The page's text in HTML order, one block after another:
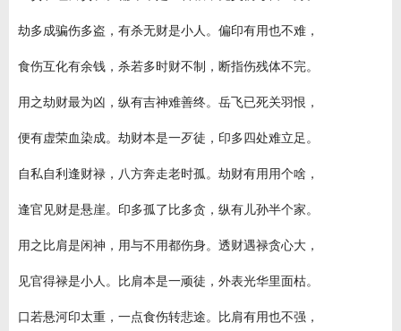
劫多成骗伤多盗，有杀无财是小人。偏印有用也不难，
食伤互化有余钱，杀若多时财不制，断指伤残体不完。
用之劫财最为凶，纵有吉神难善终。岳飞已死关羽恨，
便有虚荣血染成。劫财本是一歹徒，印多四处难立足。
自私自利逢财禄，八方奔走老时孤。劫财有用用个啥，
逢官见财是悬崖。印多孤了比多贪，纵有儿孙半个家。
用之比肩是闲神，用与不用都伤身。透财遇禄贪心大，
见官得禄是小人。比肩本是一顽徒，外表光华里面枯。
口若悬河印太重，一点食伤转悲途。比肩有用也不强，